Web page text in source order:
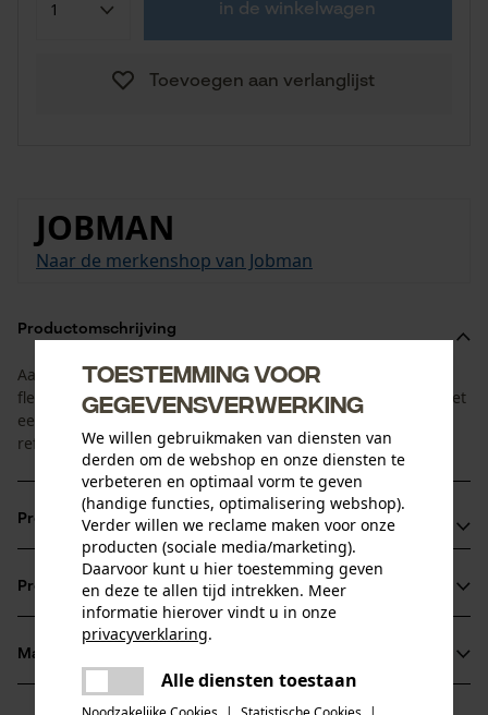
in de winkelwagen
Toevoegen aan verlanglijst
JOBMAN
Naar de merkenshop van Jobman
Productomschrijving
Aangenaam lichte hoodie van zacht polyester met
fleecevoering. Universeel te dragen, in sober zwart maar met
een verhoogde zichtbaarheid dankzij fluorescerende en
reflecterende elementen.
Productvoordelen
Zachte binnenvoering van fleece
Ritssluiting en naden in fluorescerende kleur
Productinformatie
Productdetails
Materiaal & onderhoud
Toestemming voor
gegevensverwerking
We willen gebruikmaken van diensten van
derden om de webshop en onze diensten te
verbeteren en optimaal vorm te geven
(handige functies, optimalisering webshop).
Verder willen we reclame maken voor onze
producten (sociale media/marketing).
Daarvoor kunt u hier toestemming geven
en deze te allen tijd intrekken. Meer
informatie hierover vindt u in onze
privacyverklaring.
Alle diensten toestaan
Er is een fout opgetreden. Gelieve
delen